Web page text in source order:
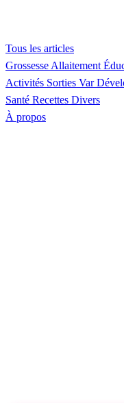
Tous les articles
Grossesse Allaitement
Activités Sorties Var
Santé Recettes Divers
À propos